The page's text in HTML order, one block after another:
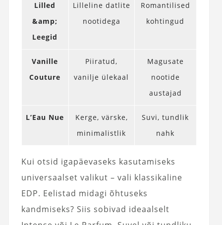
Lilled
&amp;
Leegid
Lilleline datlite
nootidega
Romantilised
kohtingud
Vanille
Couture
Piiratud,
vanilje ülekaal
Magusate
nootide
austajad
L’Eau Nue
Kerge, värske,
minimalistlik
Suvi, tundlik
nahk
Kui otsid igapäevaseks kasutamiseks
universaalset valikut – vali klassikaline
EDP. Eelistad midagi õhtuseks
kandmiseks? Siis sobivad ideaalselt